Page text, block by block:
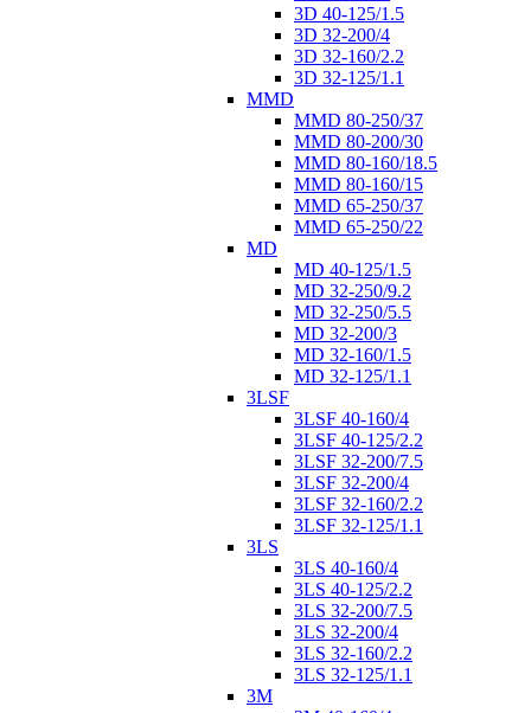
3D 40-125/1.5
3D 32-200/4
3D 32-160/2.2
3D 32-125/1.1
MMD
MMD 80-250/37
MMD 80-200/30
MMD 80-160/18.5
MMD 80-160/15
MMD 65-250/37
MMD 65-250/22
MD
MD 40-125/1.5
MD 32-250/9.2
MD 32-250/5.5
MD 32-200/3
MD 32-160/1.5
MD 32-125/1.1
3LSF
3LSF 40-160/4
3LSF 40-125/2.2
3LSF 32-200/7.5
3LSF 32-200/4
3LSF 32-160/2.2
3LSF 32-125/1.1
3LS
3LS 40-160/4
3LS 40-125/2.2
3LS 32-200/7.5
3LS 32-200/4
3LS 32-160/2.2
3LS 32-125/1.1
3M